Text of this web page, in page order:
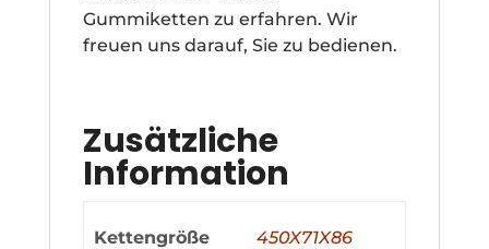
Gummiketten zu erfahren. Wir
freuen uns darauf, Sie zu bedienen.
Zusätzliche
Information
Kettengröße 450X71X86